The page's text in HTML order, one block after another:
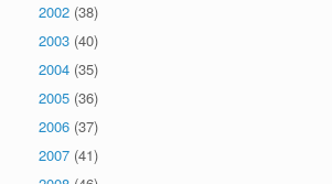
2002 (38)
2003 (40)
2004 (35)
2005 (36)
2006 (37)
2007 (41)